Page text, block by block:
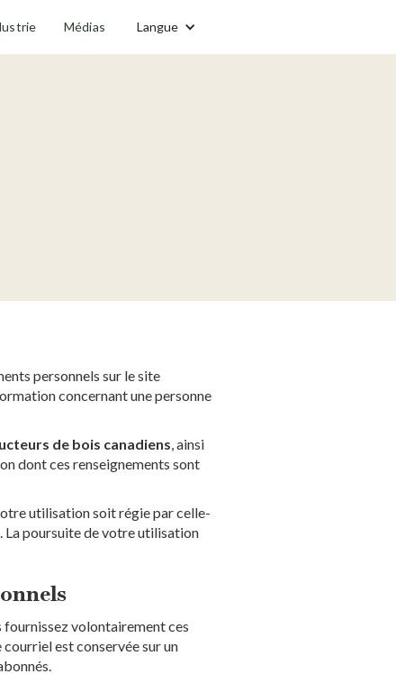
Médias Langue
personnels sur le site
concernant une personne
de bois canadiens, ainsi
dont ces renseignements sont
utilisation soit régie par celle-
La poursuite de votre utilisation
volontairement ces
est conservée sur un